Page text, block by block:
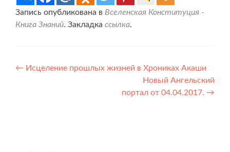
Запись опубликована в Вселенская Конституция -
Книга Знаний. Закладка ссылка.
Навигация
← Исцеление прошлых жизней в Хрониках Акаши
Новый Ангельский
портал от 04.04.2017. →